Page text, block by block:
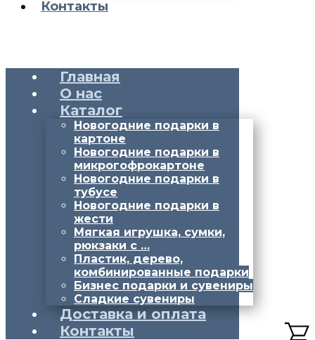
Контакты
Главная
О нас
Каталог
Новогодние подарки в
картоне
Новогодние подарки в
микрогофрокартоне
Новогодние подарки в
тубусе
Новогодние подарки в
жести
Мягкая игрушка, сумки,
рюкзаки с …
Пластик, дерево,
комбинированные подарки
Бизнес подарки и сувениры
Сладкие сувениры
Доставка и оплата
Контакты